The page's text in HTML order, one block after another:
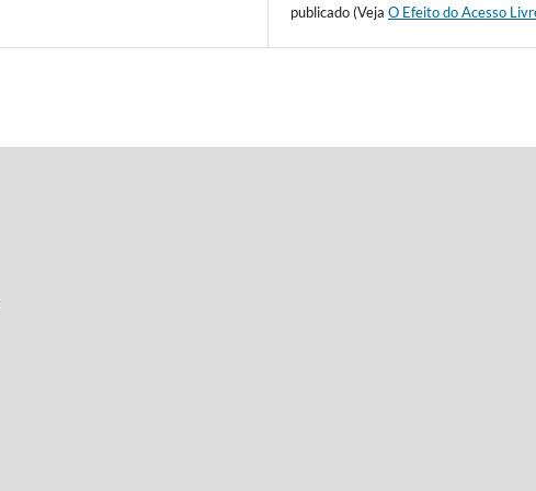
publicado (VejaO Efeito do Acesso